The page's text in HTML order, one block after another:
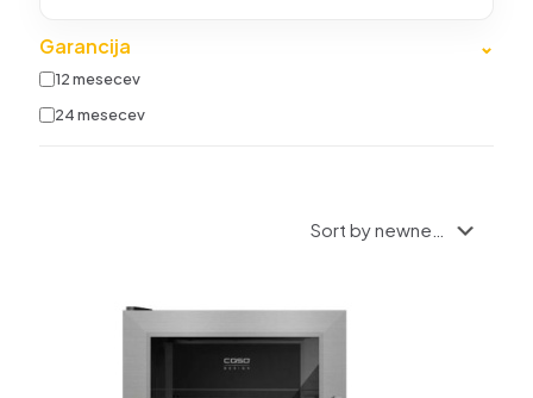
Garancija ⌄
12 mesecev
24 mesecev